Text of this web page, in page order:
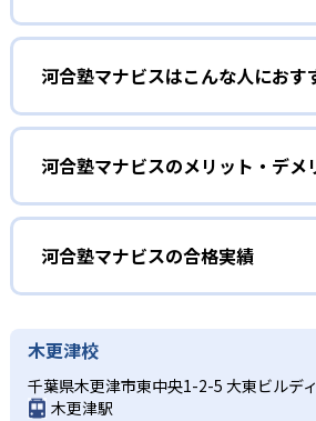
01
約1,000講座ある
河合塾マナビスの映像授業は、英語だ
り、合計1,000種類以上に及ぶ。学年
学力に応じて自分に適切な講座を選べ
だ。
「発展レベル」に分かれており、組み
までのロードマップを計画することがで
河合塾マナビスでは、高1・2年生を対
到達度テスト」を行っている。学習し
るのかを計測することで、志望校別に
とができる。
河合塾マナビスはこんな人におす
高校生
自分のスケジュールに合わせて
河合塾マナビスは映像授業を提供して
ケジュールに合わせてフレキシブルに
状況に応じて受講数も柔軟に増減でき
河合塾マナビスのメリット・デメ
どんなメリットがあ
ほとんどの校舎で月〜土曜は22時まで
で開館しているため、スケジュールに
ことがメリットだ。
また、学習アドバイザーが年間・月間
略の立案をサポートするため、映像授
て効率的に学力を高められる。
河合塾マナビスの合格実績
河合塾マナビスは、河合塾グループ全
実績は以下の通りである。
木更津校
千葉県木更津市東中央1-2-5 大東ビルデ
木更津駅